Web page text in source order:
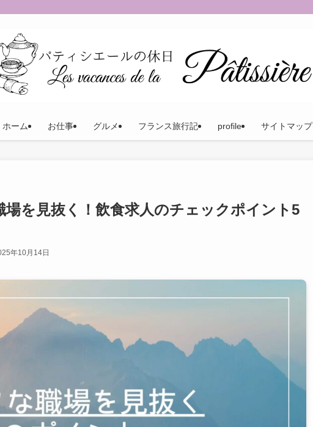
ホーム お仕事 グルメ フランス旅行記 profile サイトマップ
場を見抜く！飲食求人のチェックポイント5
年10月14日